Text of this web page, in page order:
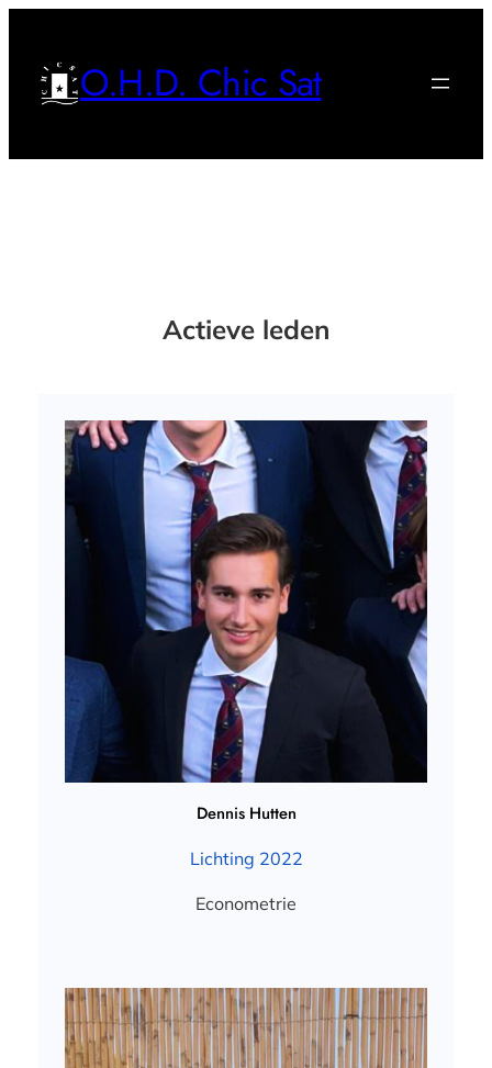
inhoud
O.H.D. Chic Sat
Actieve leden
Dennis Hutten
Lichting 2022
Econometrie